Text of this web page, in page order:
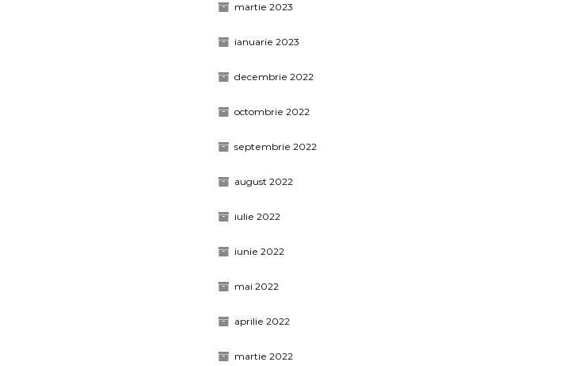
martie 2023
ianuarie 2023
decembrie 2022
octombrie 2022
septembrie 2022
august 2022
iulie 2022
iunie 2022
mai 2022
aprilie 2022
martie 2022